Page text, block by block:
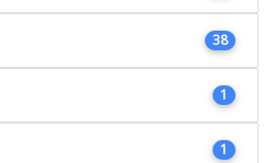
38
1
1